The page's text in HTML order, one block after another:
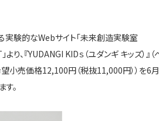
実験的なWebサイト「未来創造実験室
」より、『YUDANGI KIDｓ（ユダンギ キッズ）』（
望小売価格12,100円（税抜11,000円））を6月
す。